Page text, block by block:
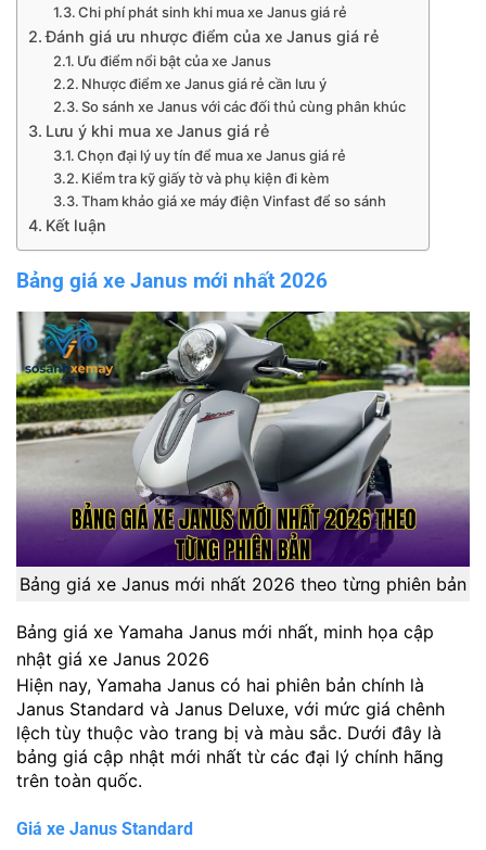
Chi phí phát sinh khi mua xe Janus giá rẻ
Đánh giá ưu nhược điểm của xe Janus giá rẻ
Ưu điểm nổi bật của xe Janus
Nhược điểm xe Janus giá rẻ cần lưu ý
So sánh xe Janus với các đối thủ cùng phân khúc
Lưu ý khi mua xe Janus giá rẻ
Chọn đại lý uy tín để mua xe Janus giá rẻ
Kiểm tra kỹ giấy tờ và phụ kiện đi kèm
Tham khảo giá xe máy điện Vinfast để so sánh
Kết luận
Bảng giá xe Janus mới nhất 2026
Bảng giá xe Janus mới nhất 2026 theo từng phiên bản
Bảng giá xe Yamaha Janus mới nhất, minh họa cập
nhật giá xe Janus 2026
Hiện nay, Yamaha Janus có hai phiên bản chính là
Janus Standard và Janus Deluxe, với mức giá chênh
lệch tùy thuộc vào trang bị và màu sắc. Dưới đây là
bảng giá cập nhật mới nhất từ các đại lý chính hãng
trên toàn quốc.
Giá xe Janus Standard